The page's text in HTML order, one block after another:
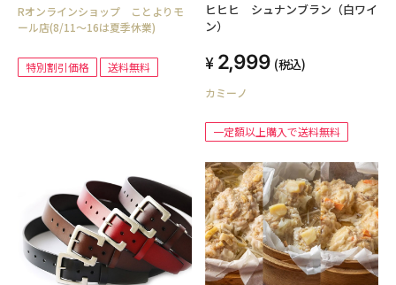
Rオンラインショップ ことよりモ
ール店(8/11～16は夏季休業)
特別割引価格 送料無料
ヒヒヒ シュナンブラン（白ワイ
ン）
2,999 (税込)
カミーノ
一定額以上購入で送料無料